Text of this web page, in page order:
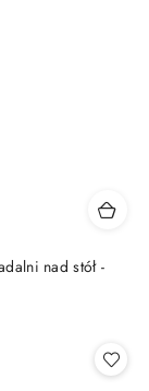
nad stół -